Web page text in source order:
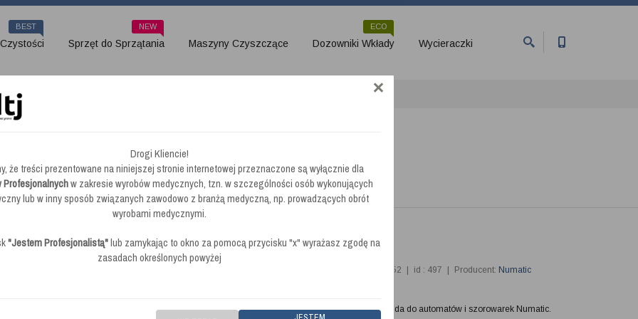
BEST
Sprzęt do Sprzątania
NEW
Maszyny Czyszczące Dozowniki Wkłady
ECO
Wycieraczki
300mm (606152)
Kod Producenta : 606152 id : 497 Producent: Numatic
Numatic Szczotka Twarda 300mm (606152)standardowa szczotka twarda do automatów i szorowarek Numatic.
Drogi Kliencie!
że treści prezentowane na niniejszej stronie internetowej przeznaczone są wyłącznie dla
Profesjonalnychw zakresie wyrobów medycznych, tzn. w szczególności osób wykonujących
lub w inny sposób związanych zawodowo z branżą medyczną, np. prowadzących obrót
wyrobami medycznymi.
"Jestem Profesjonalistą"lub zamykając to okno za pomocą przycisku "x" wyrażasz zgodę na
zasadach określonych powyżej